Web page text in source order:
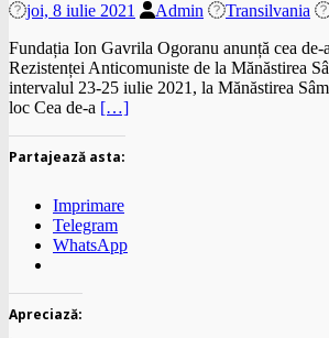
joi, 8 iulie 2021 Admin Transilvania
Fundația Ion Gavrila Ogoranu anunță cea
Rezistenței Anticomuniste de la Mănăstirea
intervalul 23-25 iulie 2021, la Mănăstirea
loc Cea de-a […]
Partajează asta:
Imprimare
Telegram
WhatsApp
Apreciază: